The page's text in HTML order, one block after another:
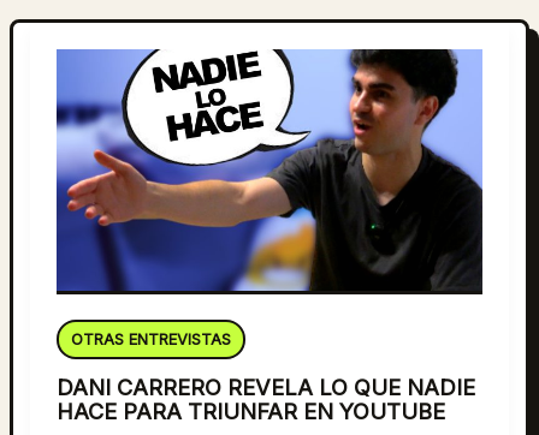
OTRAS ENTREVISTAS
DANI CARRERO REVELA LO QUE NADIE
HACE PARA TRIUNFAR EN YOUTUBE